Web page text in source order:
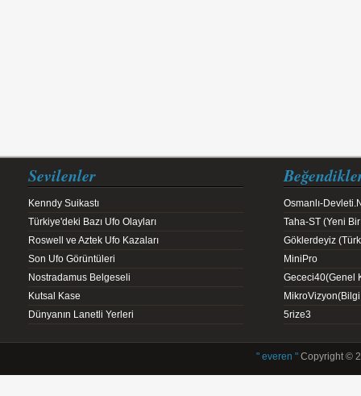
Sevilenler
Kenndy Suikastı
Türkiye'deki Bazı Ufo Olayları
Roswell ve Aztek Ufo Kazaları
Son Ufo Görüntüleri
Nostradamus Belgeseli
Kutsal Kase
Dünyanın Lanetli Yerleri
Osmanlı-
Taha-ST (Yeni
Göklerdeyiz
MiniPro
Gececi40(Genel
5rize3
" everen "Copyright ©